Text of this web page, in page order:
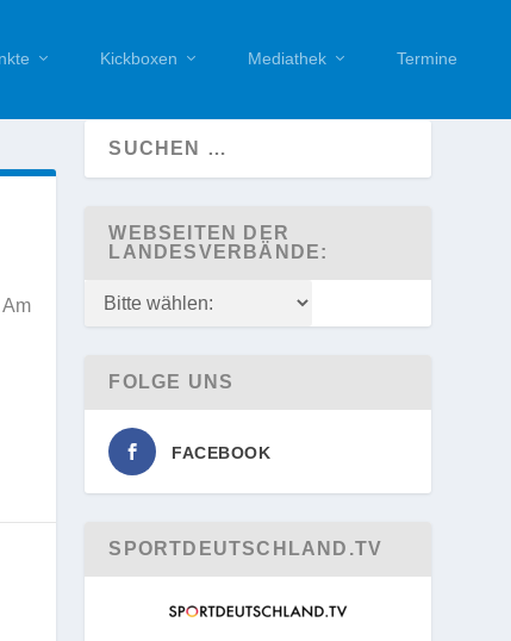
Kickboxen Mediathek Termine
WEBSEITEN DER
LANDESVERBÄNDE:
FOLGE UNS
FACEBOOK
SPORTDEUTSCHLAND.TV